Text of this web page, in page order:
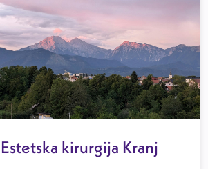
Estetska kirurgija Kranj